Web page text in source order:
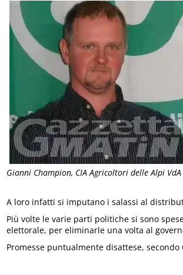
Gianni Champion, CIA Agricoltori delle Alpi VdA
A loro infatti si imputano i salassi al
Più volte le varie parti politiche si sono
elettorale, per eliminarle una volta al
Promesse puntualmente disattese, secondo